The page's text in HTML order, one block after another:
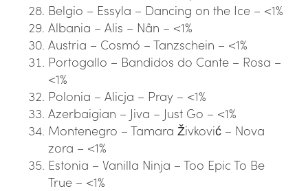
Belgio – Essyla – Dancing on the Ice – <1%
Albania – Alis – Nân – <1%
Austria – Cosmó – Tanzschein – <1%
Portogallo – Bandidos do Cante – Rosa –
<1%
Polonia – Alicja – Pray – <1%
Azerbaigian – Jiva – Just Go – <1%
Montenegro – Tamara Živković – Nova
zora – <1%
Estonia – Vanilla Ninja – Too Epic To Be
True – <1%